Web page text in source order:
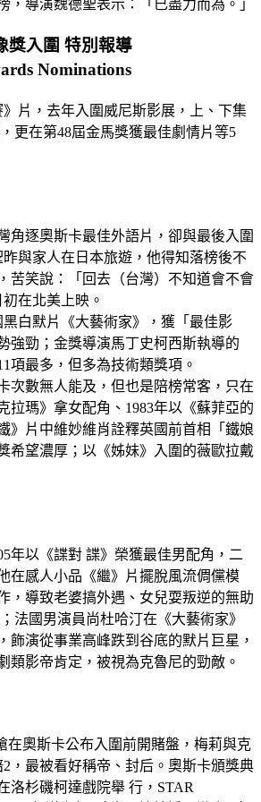
，導演魏德聖表示：「已盡力而為。」
獎入圍 特別報導
Nominations
片，去年入圍威尼斯影展，上、下集
更在第48屆金馬獎獲最佳劇情片等5
角逐奧斯卡最佳外語片，卻與最後入圍
與家人在日本旅遊，他得知落榜後不
苦笑說：「回去（台灣）不知道會不會
在北美上映。
白默片《大藝術家》，獲「最佳影
強勁；金獎導演馬丁史柯西斯執導的
項最多，但多為技術類獎項。
次數無人能及，但也是陪榜常客，只在
拉瑪》拿女配角、1983年以《蘇菲亞的
》片中維妙維肖詮釋英國前首相「鐵娘
希望濃厚；以《姊妹》入圍的薇歐拉戴
年以《諜對 諜》榮獲最佳男配角，二
在感人小品《繼》片擺脫風流倜儻模
，導致老婆搞外遇、女兒耍叛逆的無助
法國男演員尚杜哈汀在《大藝術家》
飾演從事業高峰跌到谷底的默片巨星，
類影帝肯定，被視為克魯尼的勁敵。
在奧斯卡公布入圍前開賭盤，梅莉與克
，最被看好稱帝、封后。奧斯卡頒獎典
洛杉磯柯達戲院舉 行，STAR